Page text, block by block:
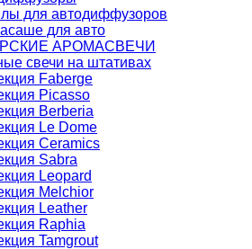
для автодиффузоров
для авто
АРОМАСВЕЧИ
свечи на штативах
Faberge
Picasso
Berberia
Le Dome
Ceramics
Sabra
Leopard
Melchior
Leather
Raphia
Tamgrout